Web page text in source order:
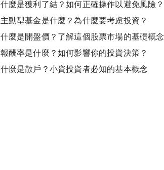
什麼是獲利了結？如何正確操作以避免風險？
主動型基金是什麼？為什麼要考慮投資？
什麼是開盤價？了解這個股票市場的基礎概念
報酬率是什麼？如何影響你的投資決策？
什麼是散戶？小資投資者必知的基本概念